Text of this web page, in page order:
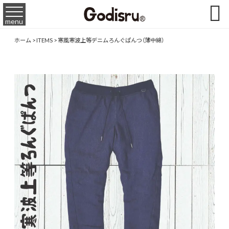
menu 
ホーム>ITEMS>寒風寒波上等デニムろんぐぱんつ（薄中綿）